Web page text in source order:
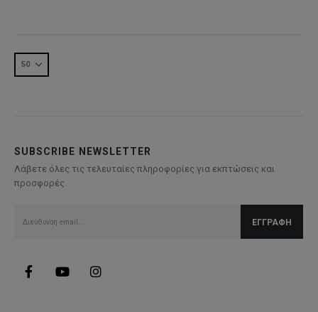
SUBSCRIBE NEWSLETTER
Λάβετε όλες τις τελευταίες πληροφορίες για εκπτώσεις και
προσφορές.